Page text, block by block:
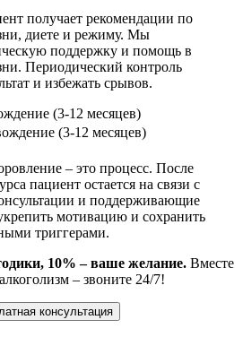
получает рекомендации по
диете и режиму. Мы
поддержку и помощь в
Периодический контроль
и избежать срывов.
(3-12 месяцев)
– это процесс. После
пациент остается на связи с
и поддерживающие
мотивацию и сохранить
триггерами.
10% – ваше желание. Вместе
– звоните 24/7!
консультация